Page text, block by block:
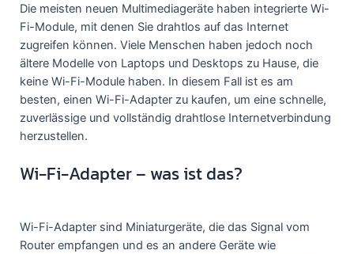
Die meisten neuen Multimediageräte haben integrierte Wi-
Fi-Module, mit denen Sie drahtlos auf das Internet
zugreifen können. Viele Menschen haben jedoch noch
ältere Modelle von Laptops und Desktops zu Hause, die
keine Wi-Fi-Module haben. In diesem Fall ist es am
besten, einen Wi-Fi-Adapter zu kaufen, um eine schnelle,
zuverlässige und vollständig drahtlose Internetverbindung
herzustellen.
Wi-Fi-Adapter – was ist das?
Wi-Fi-Adapter sind Miniaturgeräte, die das Signal vom
Router empfangen und es an andere Geräte wie